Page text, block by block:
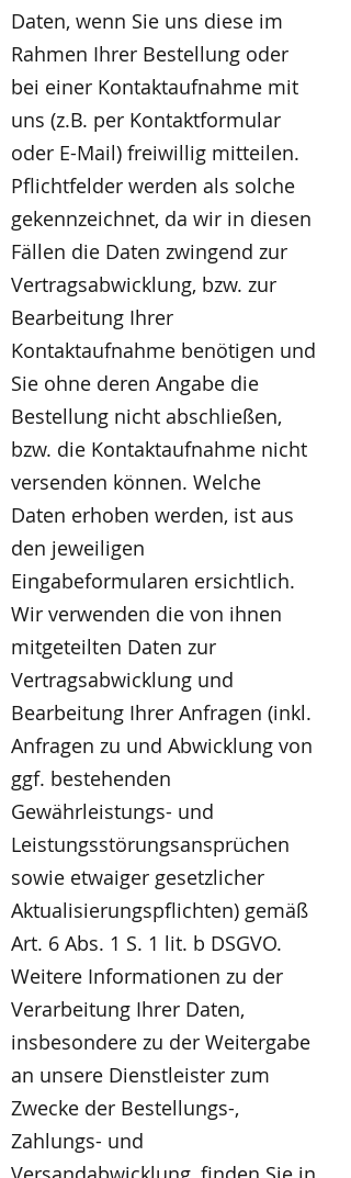
Daten, wenn Sie uns diese im
Rahmen Ihrer Bestellung oder
bei einer Kontaktaufnahme mit
uns (z.B. per Kontaktformular
oder E-Mail) freiwillig mitteilen.
Pflichtfelder werden als solche
gekennzeichnet, da wir in diesen
Fällen die Daten zwingend zur
Vertragsabwicklung, bzw. zur
Bearbeitung Ihrer
Kontaktaufnahme benötigen und
Sie ohne deren Angabe die
Bestellung nicht abschließen,
bzw. die Kontaktaufnahme nicht
versenden können. Welche
Daten erhoben werden, ist aus
den jeweiligen
Eingabeformularen ersichtlich.
Wir verwenden die von ihnen
mitgeteilten Daten zur
Vertragsabwicklung und
Bearbeitung Ihrer Anfragen (inkl.
Anfragen zu und Abwicklung von
ggf. bestehenden
Gewährleistungs- und
Leistungsstörungsansprüchen
sowie etwaiger gesetzlicher
Aktualisierungspflichten) gemäß
Art. 6 Abs. 1 S. 1 lit. b DSGVO.
Weitere Informationen zu der
Verarbeitung Ihrer Daten,
insbesondere zu der Weitergabe
an unsere Dienstleister zum
Zwecke der Bestellungs-,
Zahlungs- und